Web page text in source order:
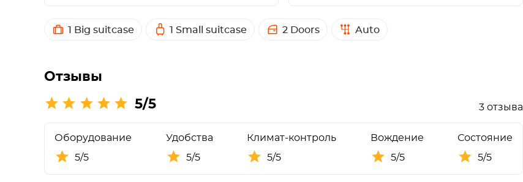
1 Big suitcase 1 Small suitcase 2 Doors Auto
Отзывы
5/5 3 отзыва
Оборудование
5/5
Удобства
5/5
Климат-контроль
5/5
Вождение
5/5
Состояние
5/5